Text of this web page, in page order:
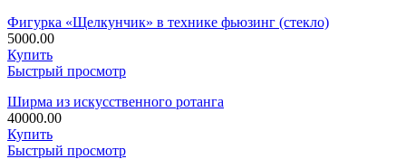
Фигурка «Щелкунчик» в технике фьюзинг (стекло)
5000.00
Купить
Быстрый просмотр
Ширма из искусственного ротанга
40000.00
Купить
Быстрый просмотр